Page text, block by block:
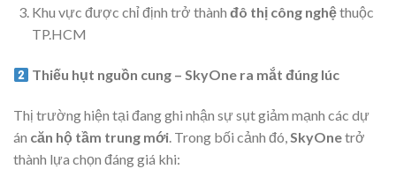
Khu vực được chỉ định trở thành đô thị công nghệthuộc
TP.HCM
Thiếu hụt nguồn cung – SkyOne ra mắt đúng lúc
Thị trường hiện tại đang ghi nhận sự sụt giảm mạnh các dự
án căn hộ tầm trung mới. Trong bối cảnh đó,SkyOnetrở
thành lựa chọn đáng giá khi: